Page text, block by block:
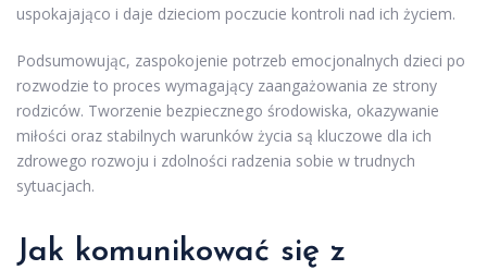
uspokajająco i daje dzieciom poczucie kontroli nad ich życiem.
Podsumowując, zaspokojenie potrzeb emocjonalnych dzieci po
rozwodzie to proces wymagający zaangażowania ze strony
rodziców. Tworzenie bezpiecznego środowiska, okazywanie
miłości oraz stabilnych warunków życia są kluczowe dla ich
zdrowego rozwoju i zdolności radzenia sobie w trudnych
sytuacjach.
Jak komunikować się z